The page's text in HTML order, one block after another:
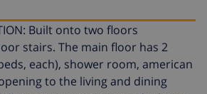
Built onto two floors
stairs. The main floor has 2
each), shower room, american
to the living and dining